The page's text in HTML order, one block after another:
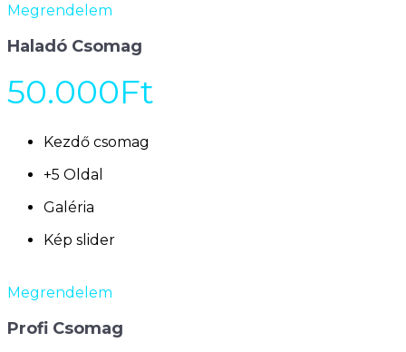
Megrendelem
Haladó Csomag
50.000Ft
Kezdő csomag
+5 Oldal
Galéria
Kép slider
Megrendelem
Profi Csomag